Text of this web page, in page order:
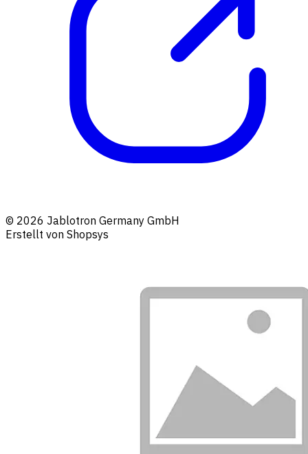
© 2026 Jablotron Germany GmbH
Erstellt von Shopsys